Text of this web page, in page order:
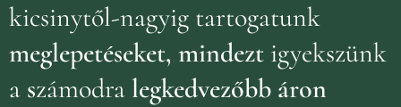
kicsinytől-nagyig tartogatunk
meglepetéseket, mindezt igyekszünk
a számodralegkedvezőbb áron